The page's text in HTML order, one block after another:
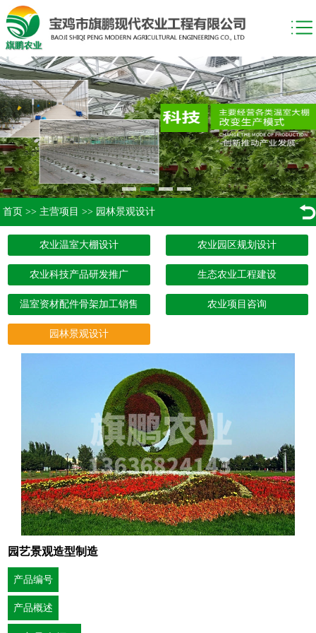
首页 >> 主营项目 >> 园林景观设计
农业温室大棚设计 农业园区规划设计
农业科技产品研发推广 生态农业工程建设
温室资材配件骨架加工销售 农业项目咨询
园林景观设计
园艺景观造型制造
产品编号
产品概述